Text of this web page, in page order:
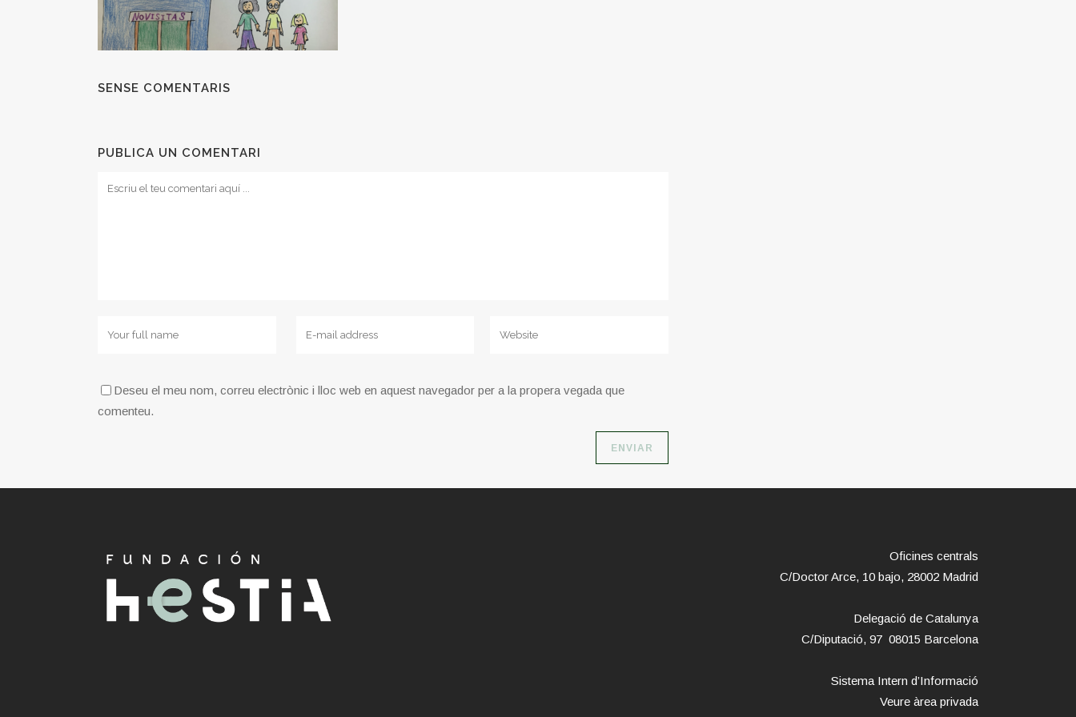
SENSE COMENTARIS
PUBLICA UN COMENTARI
Deseu el meu nom, correu electrònic i lloc web en aquest navegador per a la propera vegada que
comenteu.
Oficines centrals
C/Doctor Arce, 10 bajo, 28002 Madrid
Delegació de Catalunya
C/Diputació, 97 08015 Barcelona
Sistema Intern d’Informació
Veure àrea privada